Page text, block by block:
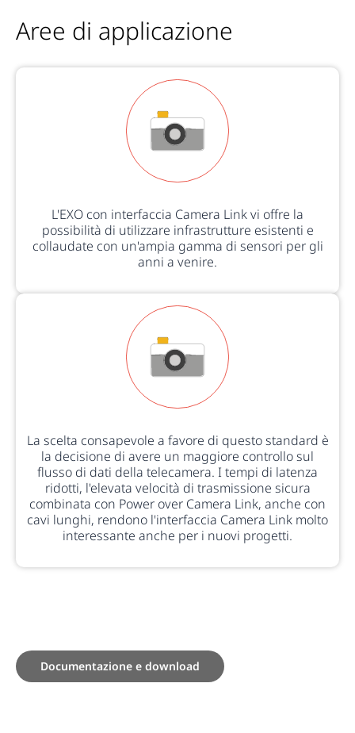
Aree di applicazione
L'EXO con interfaccia Camera Link vi offre la
possibilità di utilizzare infrastrutture esistenti e
collaudate con un'ampia gamma di sensori per gli
anni a venire.
La scelta consapevole a favore di questo standard è
la decisione di avere un maggiore controllo sul
flusso di dati della telecamera. I tempi di latenza
ridotti, l'elevata velocità di trasmissione sicura
combinata con Power over Camera Link, anche con
cavi lunghi, rendono l'interfaccia Camera Link molto
interessante anche per i nuovi progetti.
Documentazione e download